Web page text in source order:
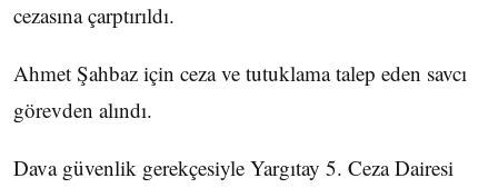
cezasına çarptırıldı.
Ahmet Şahbaz için ceza ve tutuklama talep eden savcı
görevden alındı.
Dava güvenlik gerekçesiyle Yargıtay 5. Ceza Dairesi